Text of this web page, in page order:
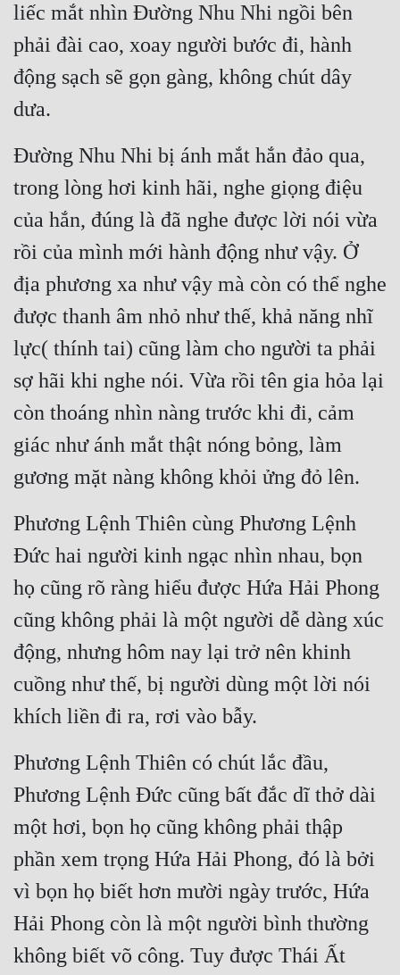
Cổ Đại
Du Hí
Dã Sử
Dị Năng
Gia Đấu
Góc Nhìn Nam
Huyền Huyễn
Huyền Nghi
Huyền Ảo
Hài Hước
Hệ Thống
Học Đường
Khoa Huyễn
Khoa Huyễn Không Gian
Kinh Dị
Kiếm Hiệp
Kỳ Huyễn
Làm Giàu
Lịch Sử
Mưu Mô
Mỹ Thực
Ngôn Tình
liếc mắt nhìn Đường Nhu Nhi ngồi bên
phải đài cao, xoay người bước đi, hành
động sạch sẽ gọn gàng, không chút dây
dưa.
Đường Nhu Nhi bị ánh mắt hắn đảo qua,
trong lòng hơi kinh hãi, nghe giọng điệu
của hắn, đúng là đã nghe được lời nói vừa
rồi của mình mới hành động như vậy. Ở
địa phương xa như vậy mà còn có thể nghe
được thanh âm nhỏ như thế, khả năng nhĩ
lực( thính tai) cũng làm cho người ta phải
sợ hãi khi nghe nói. Vừa rồi tên gia hỏa lại
còn thoáng nhìn nàng trước khi đi, cảm
giác như ánh mắt thật nóng bỏng, làm
gương mặt nàng không khỏi ửng đỏ lên.
Phương Lệnh Thiên cùng Phương Lệnh
Đức hai người kinh ngạc nhìn nhau, bọn
họ cũng rõ ràng hiểu được Hứa Hải Phong
cũng không phải là một người dễ dàng xúc
động, nhưng hôm nay lại trở nên khinh
cuồng như thế, bị người dùng một lời nói
khích liền đi ra, rơi vào bẫy.
Phương Lệnh Thiên có chút lắc đầu,
Phương Lệnh Đức cũng bất đắc dĩ thở dài
một hơi, bọn họ cũng không phải thập
phần xem trọng Hứa Hải Phong, đó là bởi
vì bọn họ biết hơn mười ngày trước, Hứa
Hải Phong còn là một người bình thường
không biết võ công. Tuy được Thái Ất